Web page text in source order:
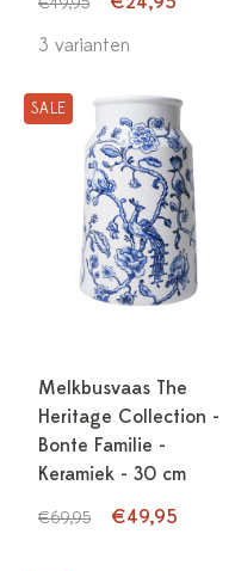
3 varianten
SALE
Melkbusvaas The
Heritage Collection -
Bonte Familie -
Keramiek - 30 cm
€69,95 €49,95